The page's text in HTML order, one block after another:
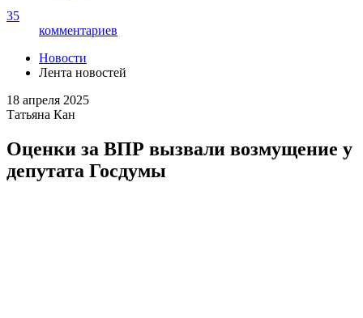
35
комментариев
Новости
Лента новостей
18 апреля 2025
Татьяна Кан
Оценки за ВПР вызвали возмущение у
депутата Госдумы